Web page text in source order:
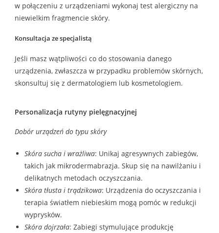
w połączeniu z urządzeniami wykonaj test alergiczny na
niewielkim fragmencie skóry.
Konsultacja ze specjalistą
Jeśli masz wątpliwości co do stosowania danego
urządzenia, zwłaszcza w przypadku problemów skórnych,
skonsultuj się z dermatologiem lub kosmetologiem.
Personalizacja rutyny pielęgnacyjnej
Dobór urządzeń do typu skóry
Skóra sucha i wrażliwa: Unikaj agresywnych zabiegów,
takich jak mikrodermabrazja. Skup się na nawilżaniu i
delikatnych metodach oczyszczania.
Skóra tłusta i trądzikowa: Urządzenia do oczyszczania i
terapia światłem niebieskim mogą pomóc w redukcji
wyprysków.
Skóra dojrzała: Zabiegi stymulujące produkcję